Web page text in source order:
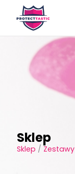
Sklep
Sklep / Zestawy